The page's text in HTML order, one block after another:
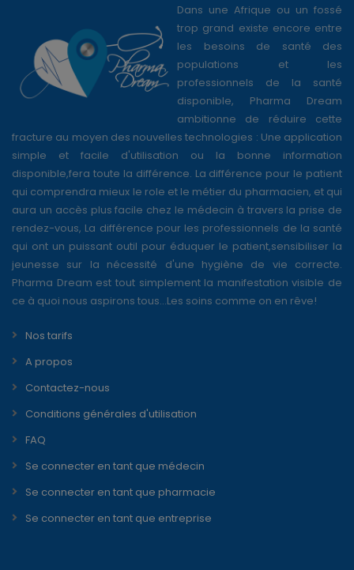
Dans une Afrique ou un fossé
trop grand existe encore entre
les besoins de santé des
populations et les
professionnels de la santé
disponible, Pharma Dream
ambitionne de réduire cette
fracture au moyen des nouvelles technologies : Une application
simple et facile d'utilisation ou la bonne information
disponible,fera toute la différence. La différence pour le patient
qui comprendra mieux le role et le métier du pharmacien, et qui
aura un accès plus facile chez le médecin à travers la prise de
rendez-vous, La différence pour les professionnels de la santé
qui ont un puissant outil pour éduquer le patient,sensibiliser la
jeunesse sur la nécessité d'une hygiène de vie correcte.
Pharma Dream est tout simplement la manifestation visible de
ce à quoi nous aspirons tous...Les soins comme on en rêve!
Nos tarifs
A propos
Contactez-nous
Conditions générales d'utilisation
FAQ
Se connecter en tant que médecin
Se connecter en tant que pharmacie
Se connecter en tant que entreprise